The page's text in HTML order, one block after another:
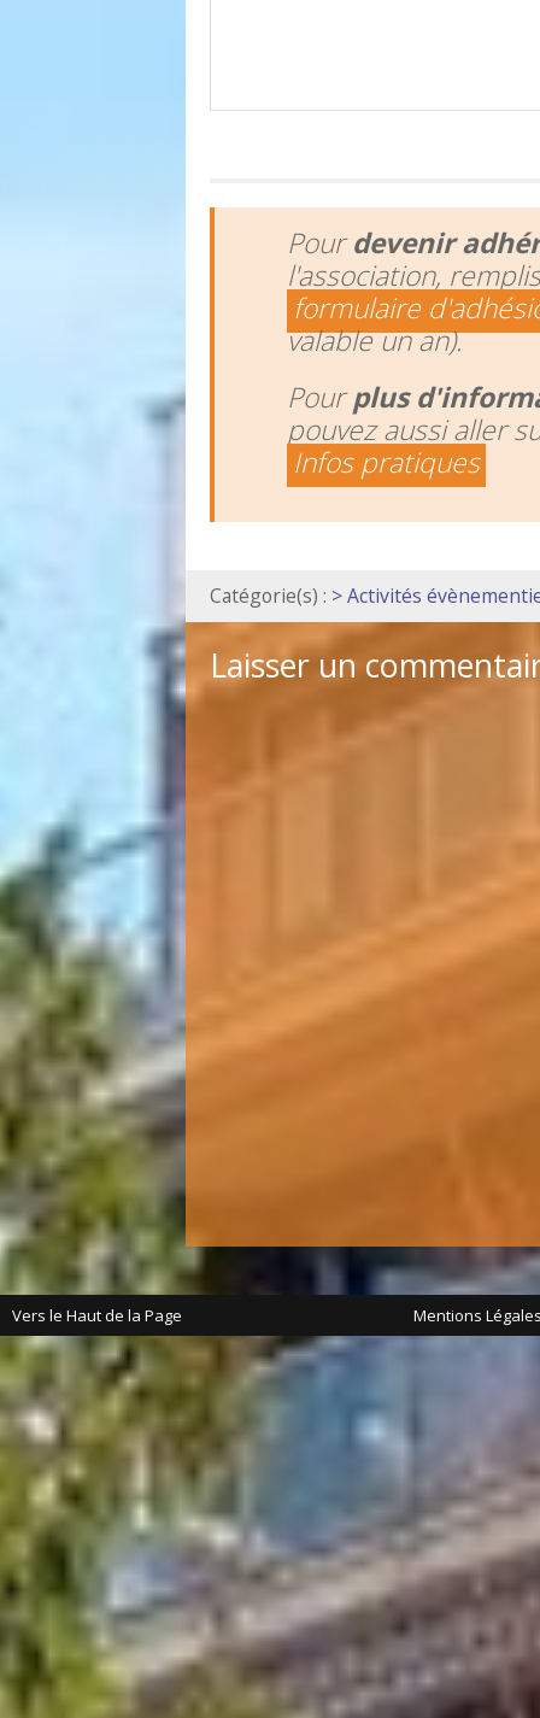
Pourdevenir
l'association,
formulaire
valable un an).
Pourplus
pouvez aussi aller
Infos pratiques
Catégorie(s) : > Activités
Laisser un
Vers le Haut de la Page Mentions